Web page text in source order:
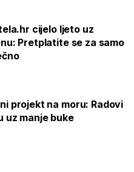
cijelo ljeto uz
Pretplatite se za samo
projekt na moru: Radovi
uz manje buke